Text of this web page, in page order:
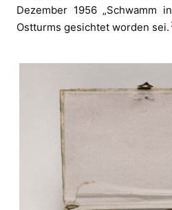
Dezember 1956 „Schwamm
Ostturms gesichtet worden sei.